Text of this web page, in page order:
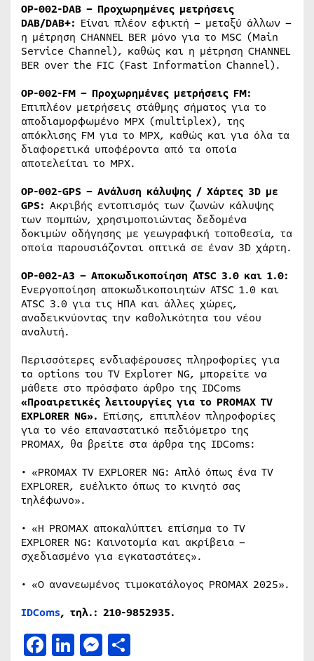
OP-002-DAB – Προχωρημένες μετρήσεις
DAB/DAB+: Είναι πλέον εφικτή – μεταξύ άλλων –
η μέτρηση CHANNEL BER μόνο για το MSC (Main
Service Channel), καθώς και η μέτρηση CHANNEL
BER over the FIC (Fast Information Channel).
OP-002-FM – Προχωρημένες μετρήσεις FM:
Επιπλέον μετρήσεις στάθμης σήματος για το
αποδιαμορφωμένο MPX (multiplex), της
απόκλισης FM για το MPX, καθώς και για όλα τα
διαφορετικά υποφέροντα από τα οποία
αποτελείται το MPX.
OP-002-GPS – Ανάλυση κάλυψης / Χάρτες 3D με
GPS: Ακριβής εντοπισμός των ζωνών κάλυψης
των πομπών, χρησιμοποιώντας δεδομένα
δοκιμών οδήγησης με γεωγραφική τοποθεσία, τα
οποία παρουσιάζονται οπτικά σε έναν 3D χάρτη.
OP-002-A3 – Αποκωδικοποίηση ATSC 3.0 και 1.0:
Ενεργοποίηση αποκωδικοποιητών ATSC 1.0 και
ATSC 3.0 για τις ΗΠΑ και άλλες χώρες,
αναδεικνύοντας την καθολικότητα του νέου
αναλυτή.
Περισσότερες ενδιαφέρουσες πληροφορίες για
τα options του TV Explorer NG, μπορείτε να
μάθετε στο πρόσφατο άρθρο της IDComs
«Προαιρετικές λειτουργίες για το PROMAX TV
EXPLORER NG». Επίσης, επιπλέον πληροφορίες
για το νέο επαναστατικό πεδιόμετρο της
PROMAX, θα βρείτε στα άρθρα της IDComs:
• «PROMAX TV EXPLORER NG: Απλό όπως ένα TV
EXPLORER, ευέλικτο όπως το κινητό σας
τηλέφωνο».
• «Η PROMAX αποκαλύπτει επίσημα το TV
EXPLORER NG: Καινοτομία και ακρίβεια –
σχεδιασμένο για εγκαταστάτες».
• «Ο ανανεωμένος τιμοκατάλογος PROMAX 2025».
IDComs, τηλ.: 210-9852935.
Facebook
LinkedIn
Messenger